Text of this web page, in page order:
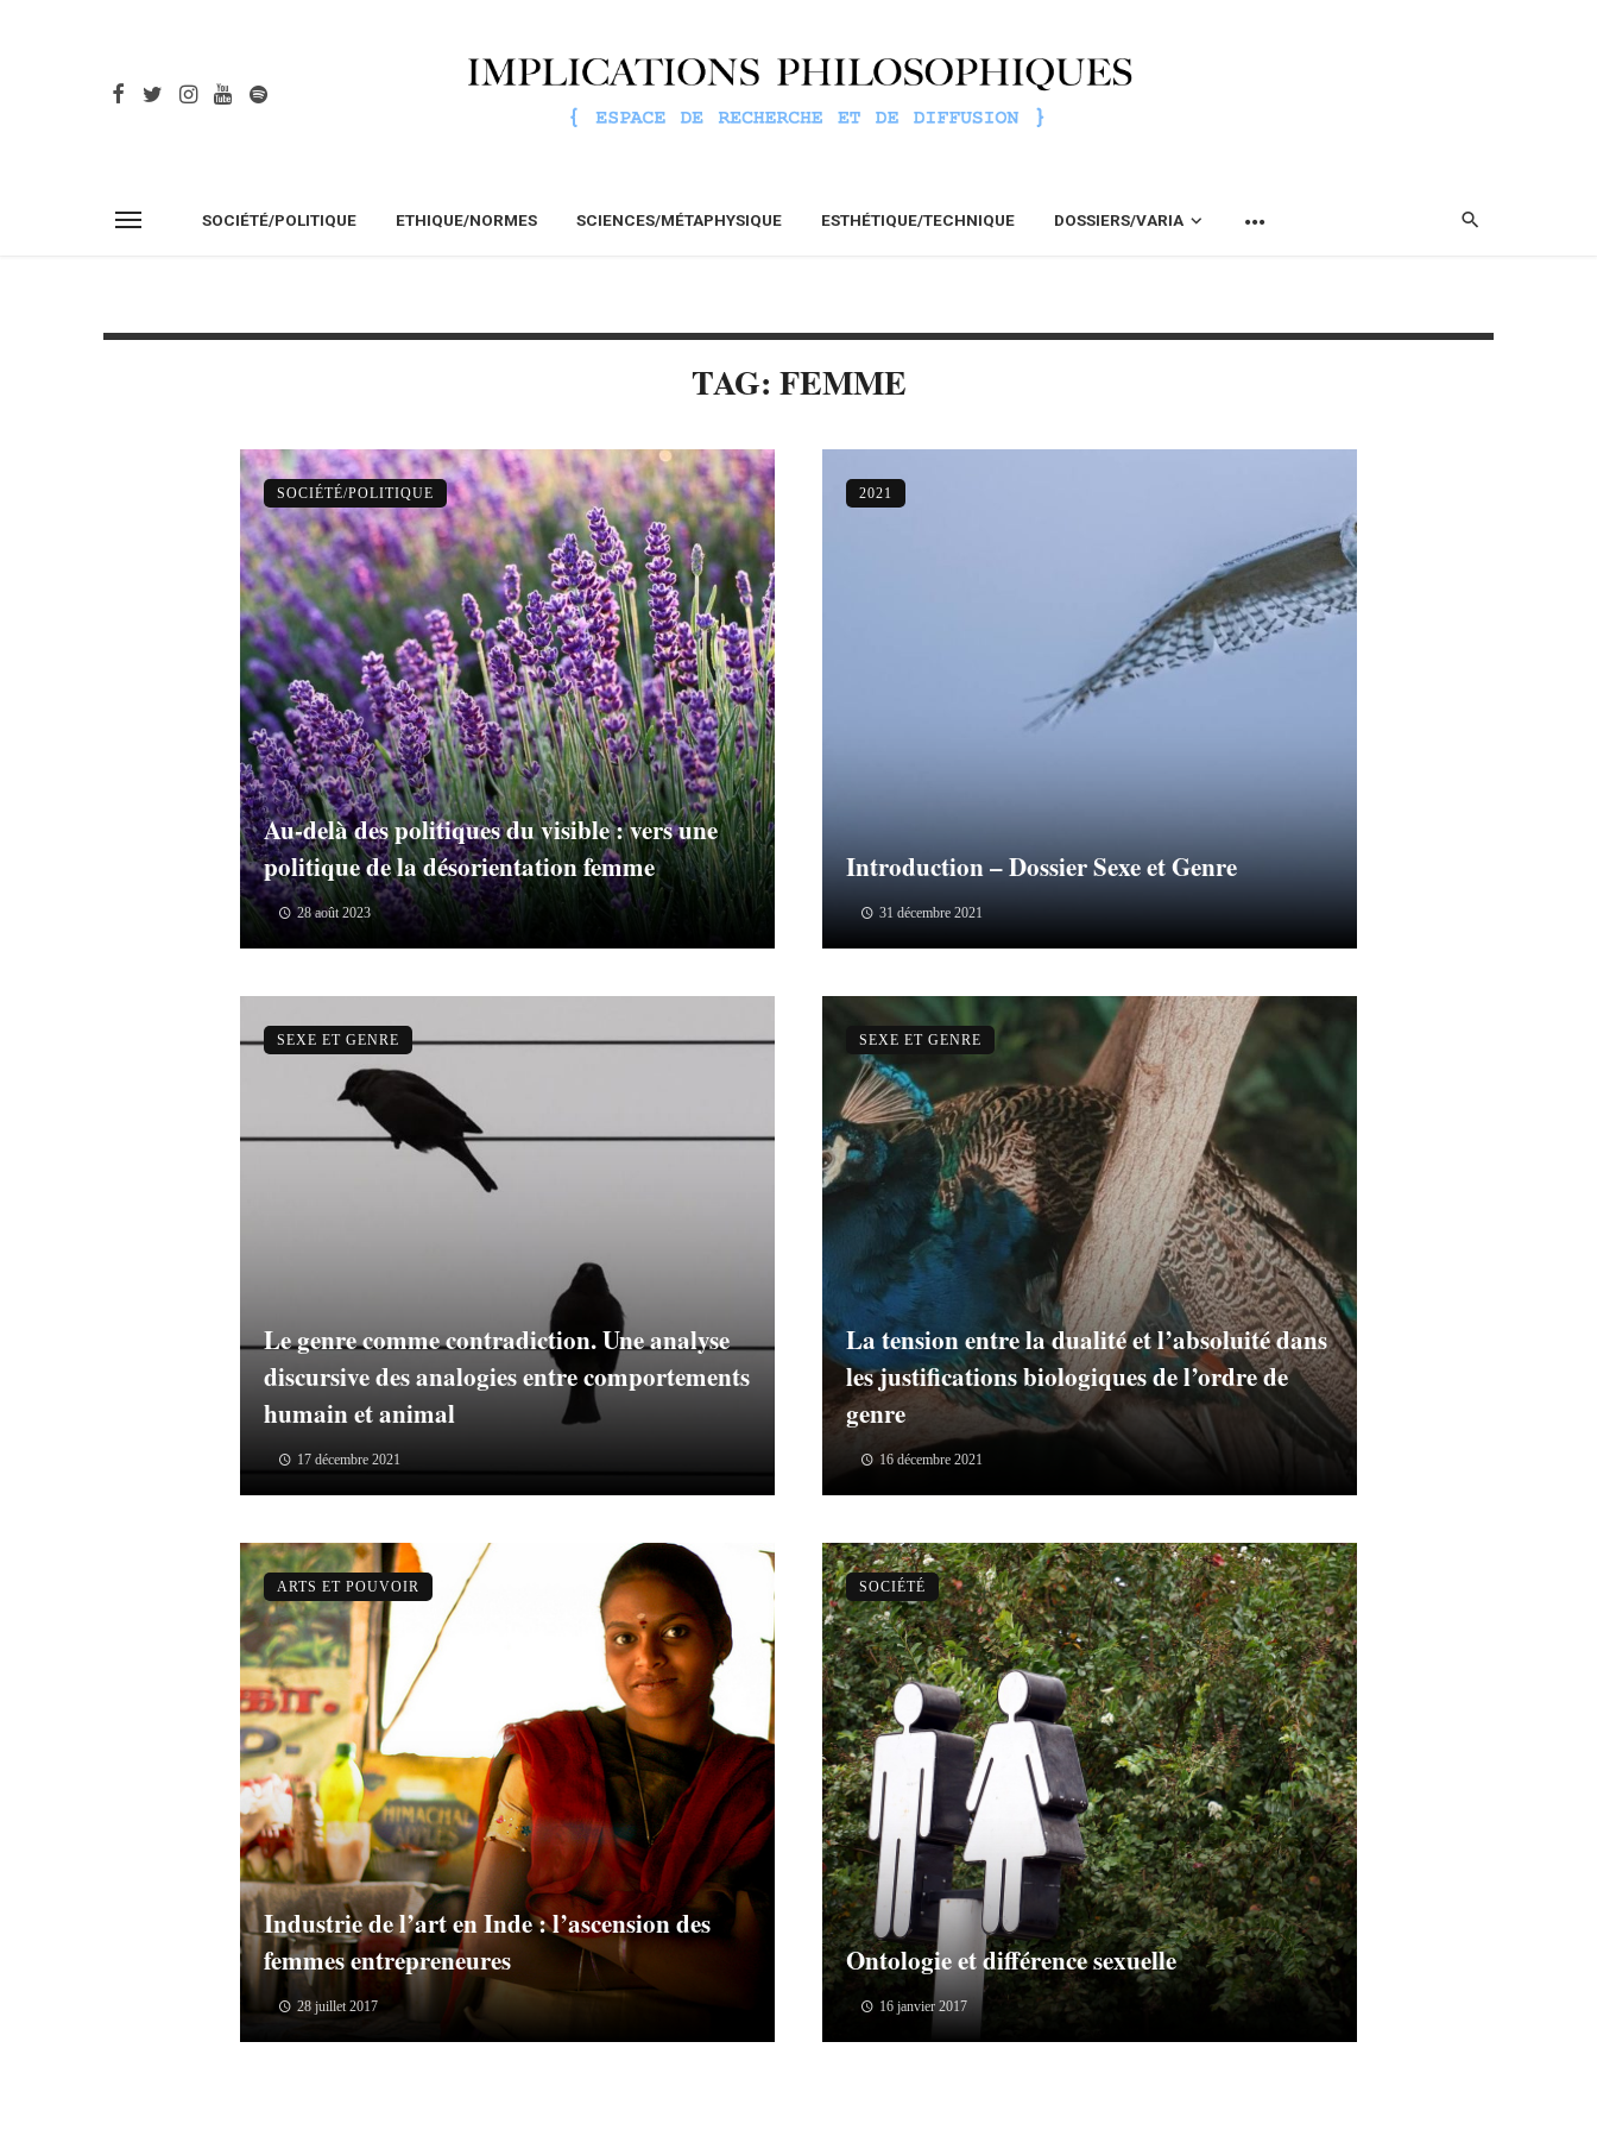
SOCIÉTÉ/POLITIQUE ETHIQUE/NORMES SCIENCES/MÉTAPHYSIQUE ESTHÉTIQUE/TECHNIQUE DOSSIERS/VARIA
TAG: FEMME
Au-delà des politiques du visible : vers une
politique de la désorientation femme
28 août 2023
SOCIÉTÉ/POLITIQUE
Introduction – Dossier Sexe et Genre
31 décembre 2021
2021
Le genre comme contradiction. Une analyse
discursive des analogies entre comportements
humain et animal
17 décembre 2021
SEXE ET GENRE
La tension entre la dualité et l’absoluité dans
les justifications biologiques de l’ordre de
genre
16 décembre 2021
SEXE ET GENRE
Industrie de l’art en Inde : l’ascension des
femmes entrepreneures
28 juillet 2017
ARTS ET POUVOIR
Ontologie et différence sexuelle
16 janvier 2017
SOCIÉTÉ